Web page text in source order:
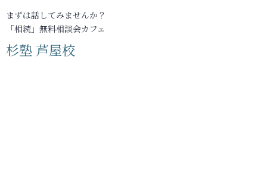
まずは話してみませんか？
「相続」無料相談会カフェ
杉塾 芦屋校